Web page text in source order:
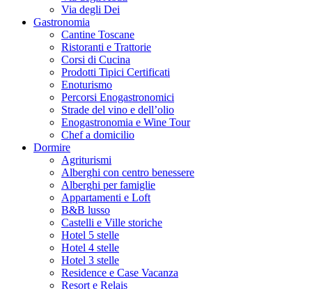
Via degli Dei
Gastronomia
Cantine Toscane
Ristoranti e Trattorie
Corsi di Cucina
Prodotti Tipici Certificati
Enoturismo
Percorsi Enogastronomici
Strade del vino e dell’olio
Enogastronomia e Wine Tour
Chef a domicilio
Dormire
Agriturismi
Alberghi con centro benessere
Alberghi per famiglie
Appartamenti e Loft
B&B lusso
Castelli e Ville storiche
Hotel 5 stelle
Hotel 4 stelle
Hotel 3 stelle
Residence e Case Vacanza
Resort e Relais